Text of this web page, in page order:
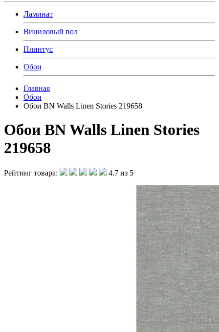
Ламинат
Виниловый пол
Плинтус
Обои
Главная
Обои
Обои BN Walls Linen Stories 219658
Обои BN Walls Linen Stories
219658
Рейтинг товара: 4.7 из 5